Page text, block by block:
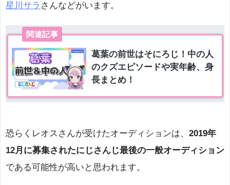
星川サラ さんなどがいます。
恐らくレオスさんが受けたオーディションは、 2019年
12月に募集されたにじさんじ最後の一般オーディション
である可能性が高いと思われます。